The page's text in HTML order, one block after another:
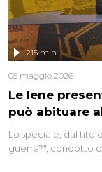
Le Iene
può abituare
215 min
05 maggio 2026
Lo speciale, dal
guerra?", condotto